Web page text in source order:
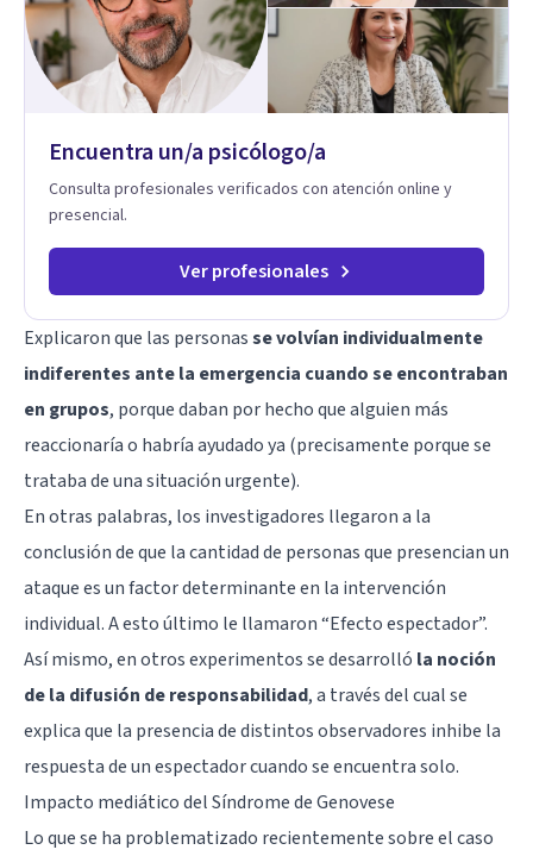
dinámica familiar. Evaluaciones Psicológicas y Terapias
Especializadas: Terapia cognitivo-conductual Terapia de
apoyo Terapia psicodinámica Terapia enfocada en la solución
Terapia de exposición Terapia de juego para niños
Tratamiento de Traumas y Trastornos de Estrés
a superar experiencias traumáticas y mejorar tu calidad de
vida. Tratamiento de Adicciones.
Encuentra un/a psicólogo/a
Consulta profesionales verificados con atención online y
presencial.
Ver profesionales
Explicaron que las personasse volvían individualmente
indiferentes ante la emergencia cuando se encontraban
en grupos, porque daban por hecho que alguien más
reaccionaría o habría ayudado ya (precisamente porque se
trataba de una situación urgente).
En otras palabras, los investigadores llegaron a la
conclusión de que la cantidad de personas que presencian un
ataque es un factor determinante en la intervención
individual. A esto último le llamaron “Efecto espectador”.
Así mismo, en otros experimentos se desarrolló la noción
de la difusión de responsabilidad, a través del cual se
explica que la presencia de distintos observadores inhibe la
respuesta de un espectador cuando se encuentra solo.
Impacto mediático del Síndrome de Genovese
Lo que se ha problematizado recientemente sobre el caso